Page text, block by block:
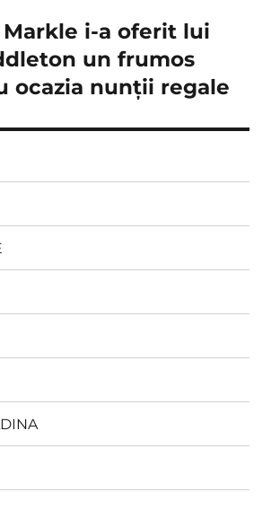
Markle i-a oferit lui
un frumos
ocazia nunții regale